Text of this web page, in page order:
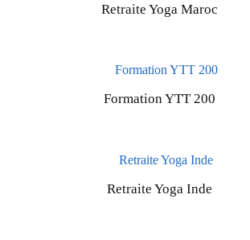
Retraite Yoga Maroc
Formation YTT 200
Retraite Yoga Inde